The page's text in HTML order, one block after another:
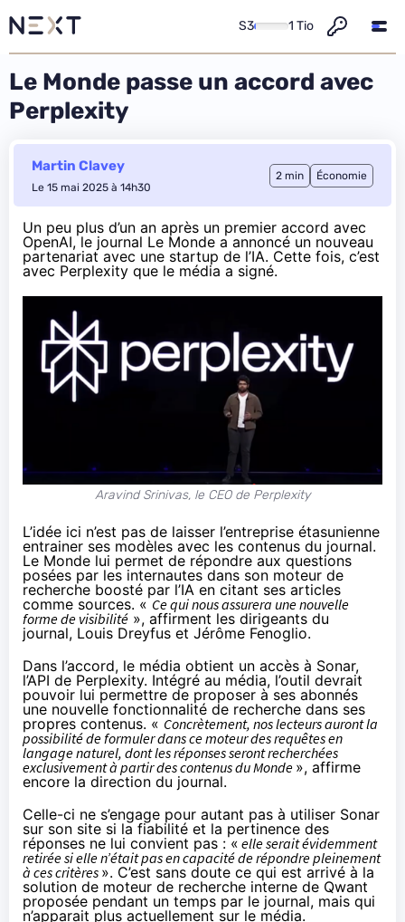
S3 1 Tio
Le Monde passe un accord avec
Perplexity
Martin Clavey
Le 15 mai 2025 à 14h30
2 min Économie
Un peu plus d’un an après un premier accord avec
OpenAI, le journal Le Monde a annoncé un nouveau
partenariat avec une startup de l’IA. Cette fois, c’est
avec Perplexity que le média a signé.
Aravind Srinivas, le CEO de Perplexity
L’idée ici n’est pas de laisser l’entreprise étasunienne
entrainer ses modèles avec les contenus du journal.
Le Monde lui permet de répondre aux questions
posées par les internautes dans son moteur de
recherche boosté par l’IA en citant ses articles
comme sources. «Ce qui nous assurera une nouvelle
forme de visibilité », affirment les dirigeants du
journal, Louis Dreyfus et Jérôme Fenoglio.
Dans l’accord, le média obtient un accès à Sonar,
l’API de Perplexity. Intégré au média, l’outil devrait
pouvoir lui permettre de proposer à ses abonnés
une nouvelle fonctionnalité de recherche dans ses
propres contenus. « Concrètement, nos lecteurs auront la
possibilité de formuler dans ce moteur des requêtes en
langage naturel, dont les réponses seront recherchées
exclusivement à partir des contenus du Monde », affirme
encore la direction du journal.
Celle-ci ne s’engage pour autant pas à utiliser Sonar
sur son site si la fiabilité et la pertinence des
réponses ne lui convient pas : « elle serait évidemment
retirée si elle n’était pas en capacité de répondre pleinement
à ces critères ». C’est sans doute ce qui est arrivé à la
solution de moteur de recherche interne de Qwant
proposée pendant un temps par le journal, mais qui
n’apparait plus actuellement sur le média.